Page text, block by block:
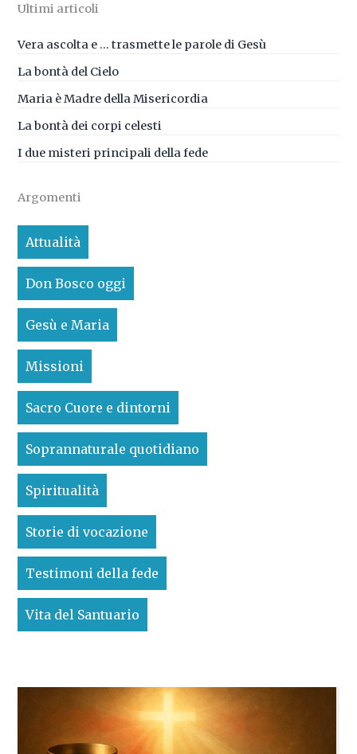
Ultimi articoli
Vera ascolta e … trasmette le parole di Gesù
La bontà del Cielo
Maria è Madre della Misericordia
La bontà dei corpi celesti
I due misteri principali della fede
Argomenti
Attualità
Don Bosco oggi
Gesù e Maria
Missioni
Sacro Cuore e dintorni
Soprannaturale quotidiano
Spiritualità
Storie di vocazione
Testimoni della fede
Vita del Santuario